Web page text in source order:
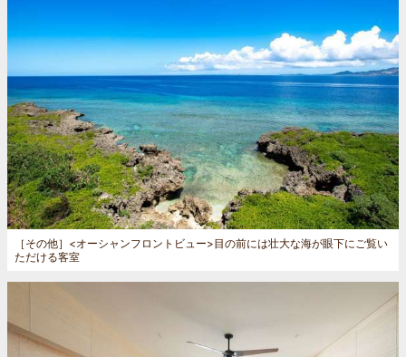
［その他］ <オーシャンフロントビュー>目の前には壮大な海が眼下にご覧い
ただける客室